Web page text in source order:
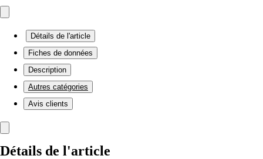
Détails de l'article
Fiches de données
Description
Autres catégories
Avis clients
Détails de l'article